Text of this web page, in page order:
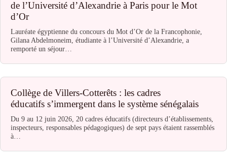
de l’Université d’Alexandrie à Paris pour le Mot
d’Or
Lauréate égyptienne du concours du Mot d’Or de la Francophonie,
Gilana Abdelmoneim, étudiante à l’Université d’Alexandrie, a
remporté un séjour…
Collège de Villers-Cotterêts : les cadres
éducatifs s’immergent dans le système sénégalais
Du 9 au 12 juin 2026, 20 cadres éducatifs (directeurs d’établissements,
inspecteurs, responsables pédagogiques) de sept pays étaient rassemblés
à…